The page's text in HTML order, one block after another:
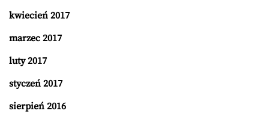
kwiecień 2017
marzec 2017
luty 2017
styczeń 2017
sierpień 2016